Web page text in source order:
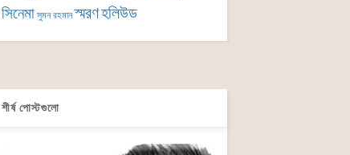
সিনেমা সুমন রহমান স্মরণহলিউড
শীর্ষ পোস্টগুলো